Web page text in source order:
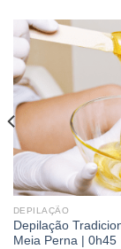
DEPILAÇÃO
Depilação
Meia Perna | 0h45